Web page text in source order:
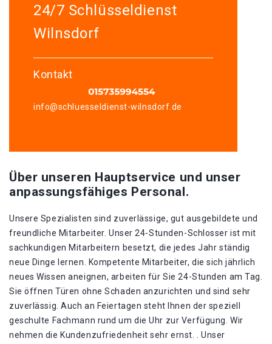
24/7 Schlüsseldienst
Wilnsdorf
Kontakt
info@schluesseldienst-wilnsdorf.de
Über unseren Hauptservice und unser
anpassungsfähiges Personal.
Unsere Spezialisten sind zuverlässige, gut ausgebildete und
freundliche Mitarbeiter. Unser 24-Stunden-Schlosser ist mit
sachkundigen Mitarbeitern besetzt, die jedes Jahr ständig
neue Dinge lernen. Kompetente Mitarbeiter, die sich jährlich
neues Wissen aneignen, arbeiten für Sie 24-Stunden am Tag.
Sie öffnen Türen ohne Schaden anzurichten und sind sehr
zuverlässig. Auch an Feiertagen steht Ihnen der speziell
geschulte Fachmann rund um die Uhr zur Verfügung. Wir
nehmen die Kundenzufriedenheit sehr ernst. . Unser